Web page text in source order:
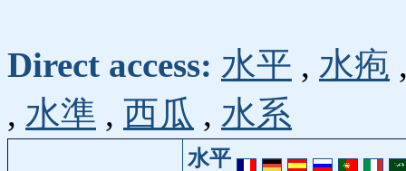
Direct access: 水平 , 水疱
, 水準 , 西瓜 , 水系
水平